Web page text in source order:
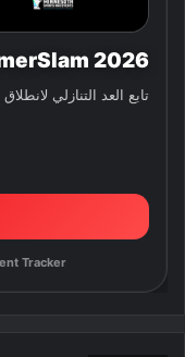
2026
تابع العد التنازلي
Tracker